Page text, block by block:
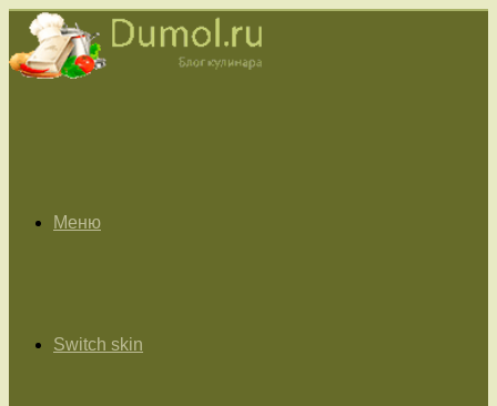
Меню
Switch skin